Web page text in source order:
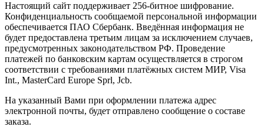
Настоящий сайт поддерживает 256-битное шифрование.
Конфиденциальность сообщаемой персональной информации
обеспечивается ПАО Сбербанк. Введённая информация не
будет предоставлена третьим лицам за исключением случаев,
предусмотренных законодательством РФ. Проведение
платежей по банковским картам осуществляется в строгом
соответствии с требованиями платёжных систем МИР, Visa
Int., MasterCard Europe Sprl, Jcb.
На указанный Вами при оформлении платежа адрес
электронной почты, будет отправлено сообщение о составе
заказа.